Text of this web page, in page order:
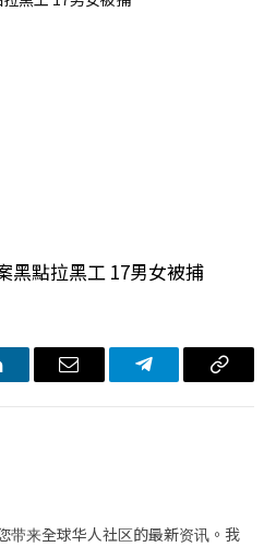
黑點拉黑工 17男女被捕
电
Telegram复
带来全球华人社区的最新资讯。我